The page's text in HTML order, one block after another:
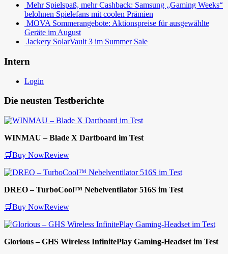
Mehr Spielspaß, mehr Cashback: Samsung „Gaming Weeks“
belohnen Spielefans mit coolen Prämien
MOVA Sommerangebote: Aktionspreise für ausgewählte
Geräte im August
Jackery SolarVault 3 im Summer Sale
Intern
Login
Die neusten Testberichte
WINMAU – Blade X Dartboard im Test
🛒Buy NowReview
DREO – TurboCool™ Nebelventilator 516S im Test
🛒Buy NowReview
Glorious – GHS Wireless InfinitePlay Gaming-Headset im Test